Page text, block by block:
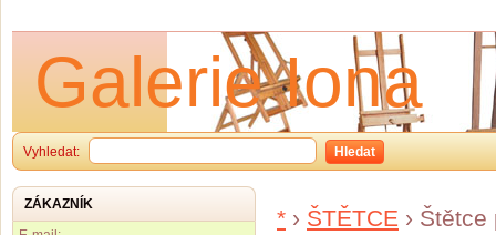
Galerie Iona
Vyhledat: Hledat
* › ŠTĚTCE › Štětce
ZÁKAZNÍK